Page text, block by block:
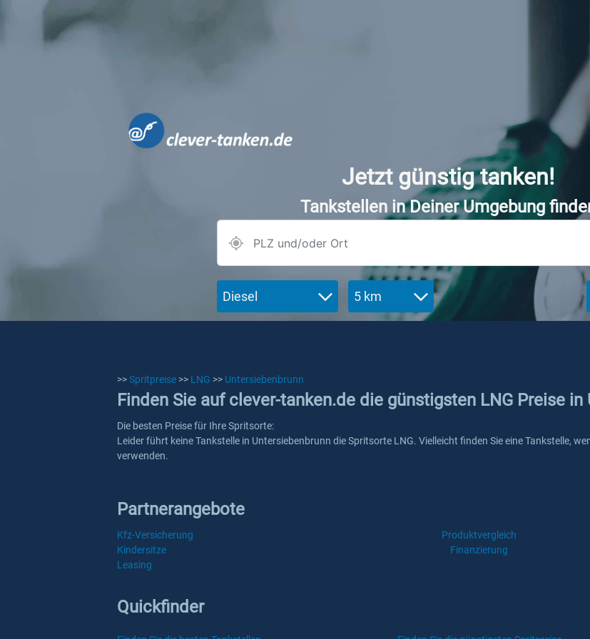
Jetzt günstig tanken!
Tankstellen in Deiner Umgebung
Diesel 5 km
>>Spritpreise >> LNG >> Untersiebenbrunn
Finden Sie auf clever-tanken.de die günstigsten LNG Preise
Die besten Preise für Ihre Spritsorte:
Leider führt keine Tankstelle in Untersiebenbrunn die Spritsorte LNG. Vielleicht finden Sie eine Tankstelle,
verwenden.
Partnerangebote
Kfz-Versicherung Produktvergleich
Kindersitze
Finanzierung
Leasing
Quickfinder